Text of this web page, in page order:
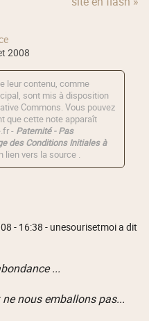
2008
leur contenu, comme
sont mis à disposition
Commons. Vous pouvez
que cette note apparaît
- Paternité - Pas
des Conditions Initiales à
lien vers la source .
- 16:38 - unesourisetmoi a dit
...
nous emballons pas...